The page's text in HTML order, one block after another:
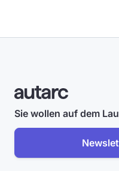
Sie wollen auf dem